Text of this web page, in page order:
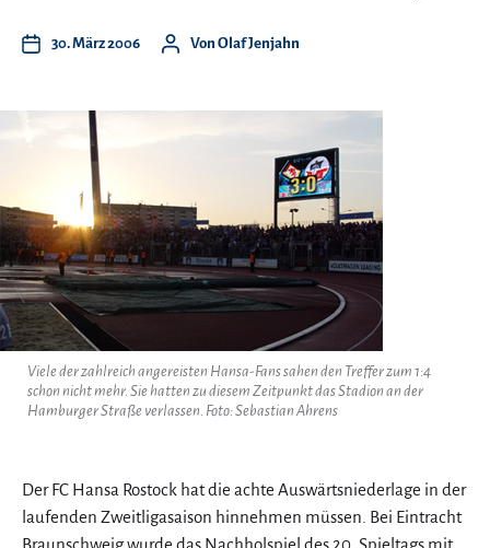
30. März 2006 Von Olaf Jenjahn
Viele der zahlreich angereisten Hansa-Fans sahen den Treffer zum 1:4
schon nicht mehr. Sie hatten zu diesem Zeitpunkt das Stadion an der
Hamburger Straße verlassen. Foto: Sebastian Ahrens
Der FC Hansa Rostock hat die achte Auswärtsniederlage in der
laufenden Zweitligasaison hinnehmen müssen. Bei Eintracht
Braunschweig wurde das Nachholspiel des 20. Spieltags mit